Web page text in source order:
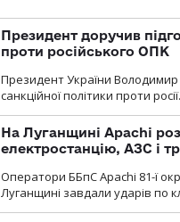
Президент доручив
проти російського ОПК
Президент України
санкційної політики проти росії.
На Луганщині Apachi
електростанцію, АЗС і
Оператори ББпС Apachi 81-ї
Луганщині завдали ударів по